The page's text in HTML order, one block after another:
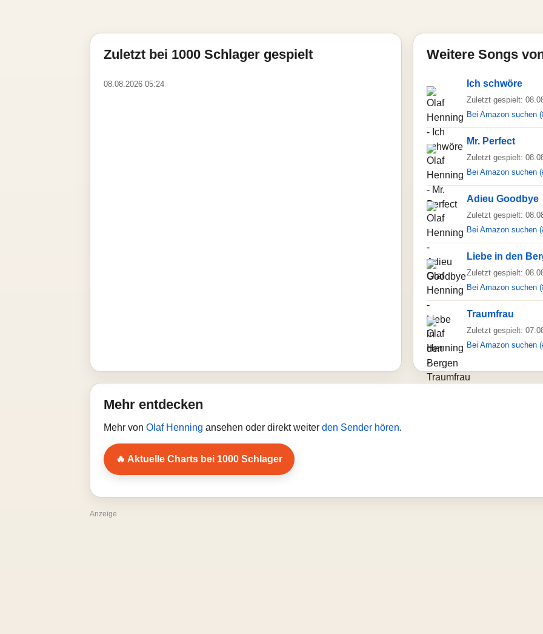
Zuletzt bei 1000 Schlager gespielt
08.08.2026 05:24
Weitere Songs
Ich schwöre
Zuletzt gespielt:
Bei Amazon suchen
Mr. Perfect
Zuletzt gespielt:
Bei Amazon suchen
Adieu Goodbye
Zuletzt gespielt:
Bei Amazon suchen
Liebe in den
Zuletzt gespielt:
Bei Amazon suchen
Traumfrau
Zuletzt gespielt:
Bei Amazon suchen
Mehr entdecken
Mehr von Olaf Henning ansehen oder direkt weiter den Sender hören.
🔥 Aktuelle Charts bei 1000 Schlager
Anzeige